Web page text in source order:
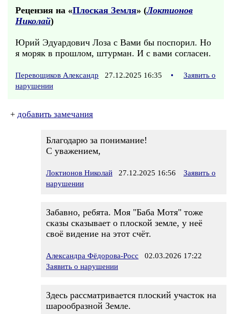
Рецензия на «Плоская Земля» (Локтионов
Николай)
Юрий Эдуардович Лоза с Вами бы поспорил. Но
я моряк в прошлом, штурман. И с вами согласен.
Перевощиков Александр 27.12.2025 16:35 •
Заявить о
нарушении
+ добавить замечания
Благодарю за понимание!
С уважением,
Локтионов Николай 27.12.2025 16:56
Заявить о
нарушении
Забавно, ребята. Моя "Баба Мотя" тоже
сказы сказывает о плоской земле, у неё
своё видение на этот счёт.
Александра Фёдорова-Росс 02.03.2026 17:22
Заявить о нарушении
Здесь рассматривается плоский участок на
шарообразной Земле.